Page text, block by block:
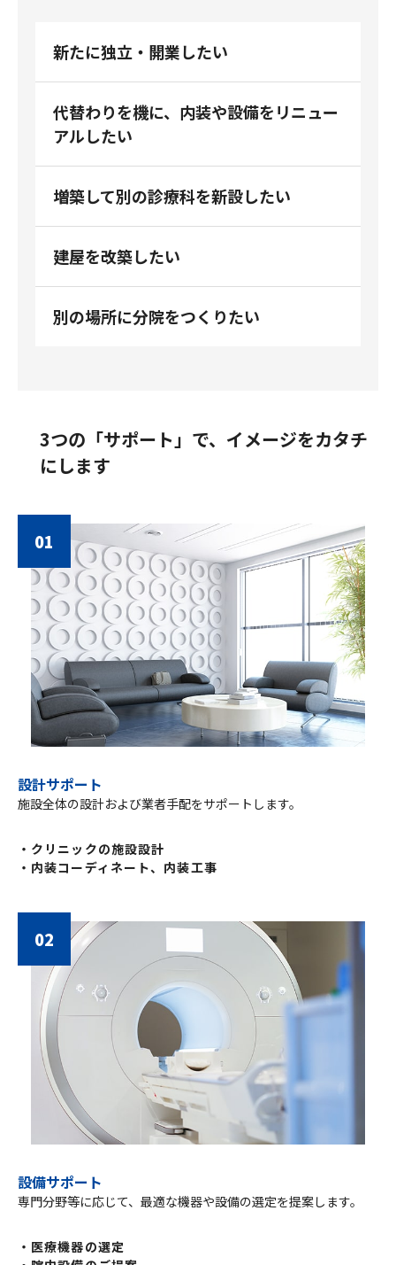
新たに独立・開業したい
代替わりを機に、内装や設備をリニュー
アルしたい
増築して別の診療科を新設したい
建屋を改築したい
別の場所に分院をつくりたい
3つの「サポート」で、イメージをカタチ
にします
設計サポート
施設全体の設計および業者手配をサポートします。
・クリニックの施設設計
・内装コーディネート、内装工事
01
設備サポート
専門分野等に応じて、最適な機器や設備の選定を提案します。
・医療機器の選定
02